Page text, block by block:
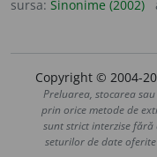
sursa: Sinonime (2002)
Copyright © 2004-
Preluarea, stocarea
prin orice metode de
sunt strict interzise
seturilor de date